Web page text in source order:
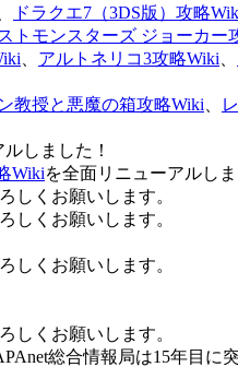
ドラクエ7（3DS版）攻略
トモンスターズ ジョーカー
アルトネリコ3攻略Wiki
教授と悪魔の箱攻略Wiki
しました！
Wikiを全面リニューアルし
しくお願いします。
しくお願いします。
しくお願いします。
しくお願いします。
総合情報局は15年目に突